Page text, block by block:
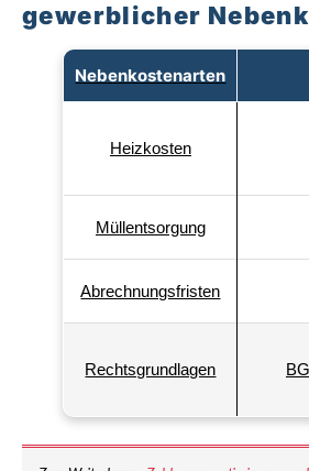
gewerblicher
Nebenkostenarten
Heizkosten
Müllentsorgung
Abrechnungsfristen
Rechtsgrundlagen